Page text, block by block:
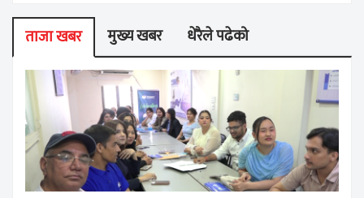
ताजा खबर मुख्य खबर धेरैले पढेको